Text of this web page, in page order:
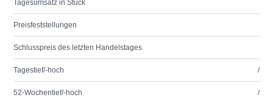
Tagesumsatz in Stück
Preisfeststellungen
Schlusspreis des letzten Handelstages
Tagestief/-hoch /
52-Wochentief/-hoch /